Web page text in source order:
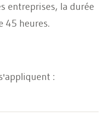
entreprises, la durée
45 heures.
: